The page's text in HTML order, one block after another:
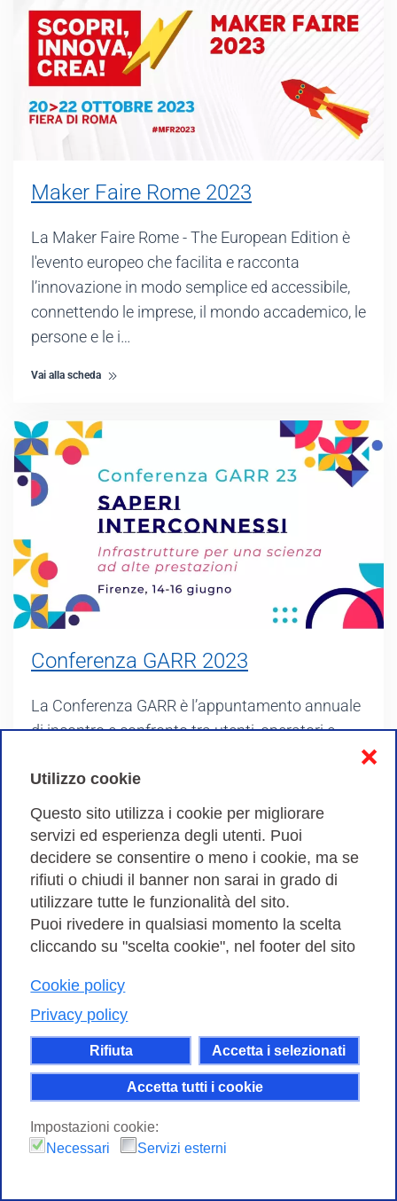
Utilizzo cookie
Questo sito utilizza i cookie per migliorare
servizi ed esperienza degli utenti. Puoi
decidere se consentire o meno i cookie, ma se
rifiuti o chiudi il banner non sarai in grado di
utilizzare tutte le funzionalità del sito.
Puoi rivedere in qualsiasi momento la scelta
cliccando su "scelta cookie", nel footer del sito
Cookie policy
Privacy policy
Rifiuta Accetta i selezionati
Accetta tutti i cookie
❌
Impostazioni cookie:
Necessari
Servizi esterni
Maker Faire Rome 2023
La Maker Faire Rome - The European Edition è
l'evento europeo che facilita e racconta
l’innovazione in modo semplice ed accessibile,
connettendo le imprese, il mondo accademico, le
persone e le i…
Vai alla scheda
Conferenza GARR 2023
La Conferenza GARR è l’appuntamento annuale
di incontro e confronto tra utenti, operatori e
gestori della rete nazionale dell’istruzione e della
ricerca, per condividere esperienze e riflessioni
su…
Vai alla scheda
Workshop GARR 2022